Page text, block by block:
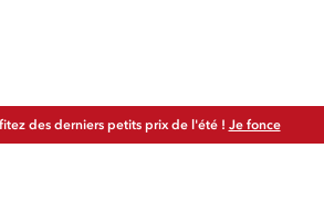
des derniers petits prix de l'été ! Je fonce